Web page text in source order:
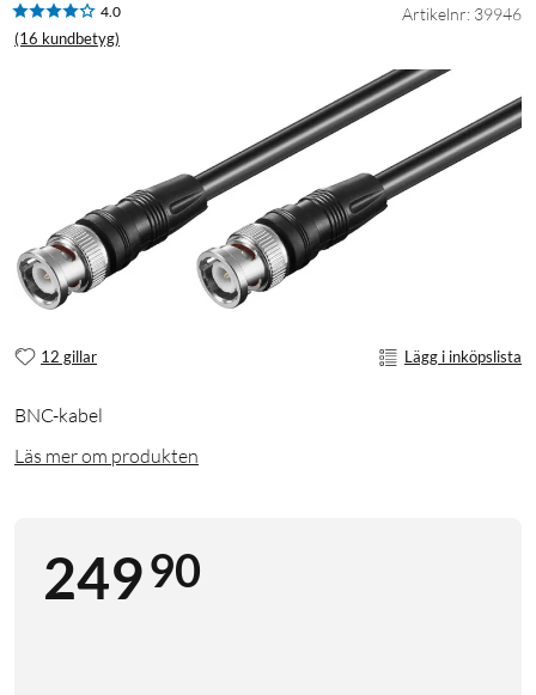
4.0
(16 kundbetyg)
Artikelnr: 39946
12 gillar Lägg i inköpslista
BNC-kabel
Läs mer om produkten
24990